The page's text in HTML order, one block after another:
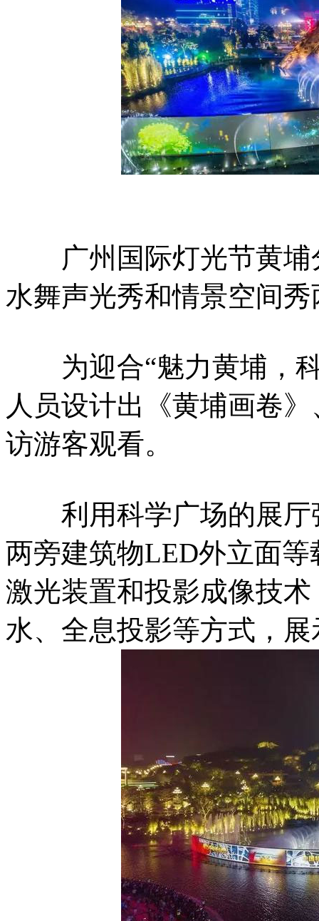
广州国际灯光节黄埔
水舞声光秀和情景空间
为迎合“魅力黄埔，科
人员设计出《黄埔画卷
访游客观看。
利用科学广场的展厅
两旁建筑物LED外立面
激光装置和投影成像技
水、全息投影等方式，